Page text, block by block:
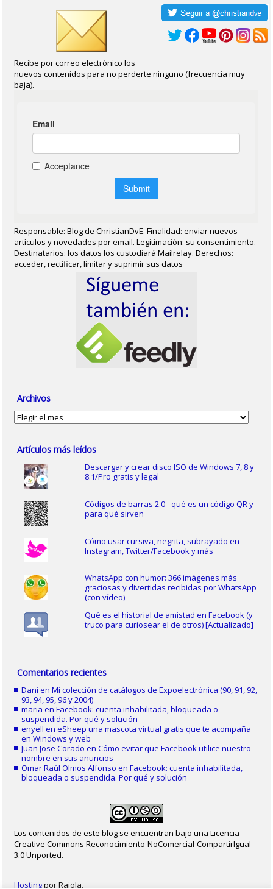
Recibe por correo electrónico los
nuevos contenidos para no perderte ninguno (frecuencia muy
baja).
Responsable: Blog de ChristianDvE. Finalidad: enviar nuevos
artículos y novedades por email. Legitimación: su consentimiento.
Destinatarios: los datos los custodiará Mailrelay. Derechos:
acceder, rectificar, limitar y suprimir sus datos
Archivos
Archivos
Artículos más leídos
Descargar y crear disco ISO de Windows 7, 8 y
8.1/Pro gratis y legal
Códigos de barras 2.0 - qué es un código QR y
para qué sirven
Cómo usar cursiva, negrita, subrayado en
Instagram, Twitter/Facebook y más
WhatsApp con humor: 366 imágenes más
graciosas y divertidas recibidas por WhatsApp
(con vídeo)
Qué es el historial de amistad en Facebook (y
truco para curiosear el de otros) [Actualizado]
Comentarios recientes
Dani enMi colección de catálogos de Expoelectrónica (90, 91, 92,
93, 94, 95, 96 y 2004)
maria enFacebook: cuenta inhabilitada, bloqueada o
suspendida. Por qué y solución
enyell eneSheep una mascota virtual gratis que te acompaña
en Windows y web
Juan Jose Corado enCómo evitar que Facebook utilice nuestro
nombre en sus anuncios
Omar Raúl Olmos Alfonso enFacebook: cuenta inhabilitada,
bloqueada o suspendida. Por qué y solución
Los contenidos de este blog se encuentran bajo una Licencia
Creative Commons Reconocimiento-NoComercial-CompartirIgual
3.0 Unported.
Hostingpor Raiola.